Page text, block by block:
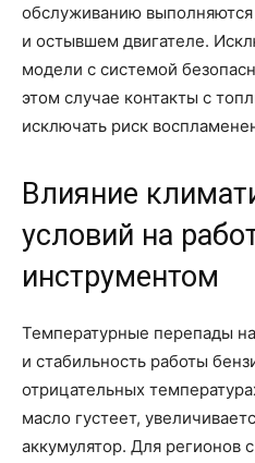
обслуживанию
и остывшем двигателе.
модели с системой
этом случае контакты с
исключать риск
Влияние
условий на
инструментом
Температурные перепады
и стабильность работы
отрицательных
масло густеет,
аккумулятор. Для регионов